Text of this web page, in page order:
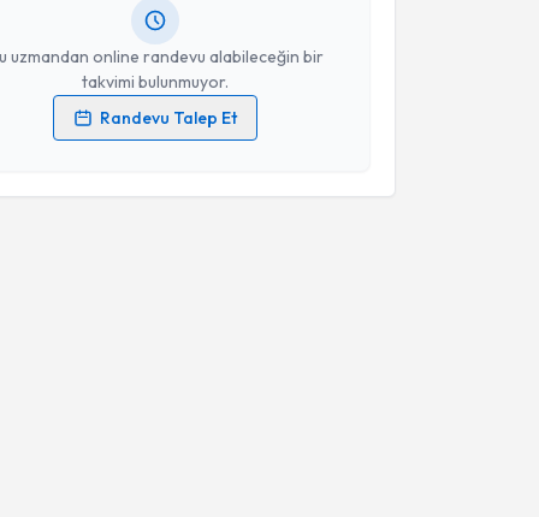
uzmandan online randevu alabileceğin bir
takvimi bulunmuyor.
Randevu Talep Et
verilerimin işlenmesine ilişkinAydınlatma Metni
kabul ediyorum.